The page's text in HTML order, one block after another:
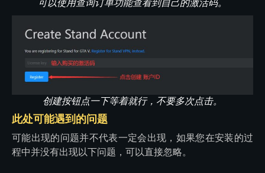
可以使用查询订单功能查看到自己的激活码。
创建按钮点一下等着就行，不要多次点击。
此处可能遇到的问题
可能出现的问题并不代表一定会出现，如果您在安装的过
程中并没有出现以下问题，可以直接忽略。